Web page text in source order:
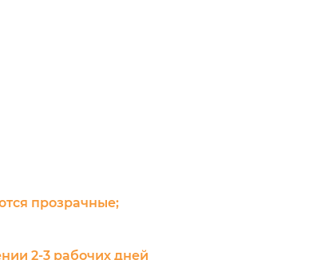
прозрачные;
2-3 рабочих дней